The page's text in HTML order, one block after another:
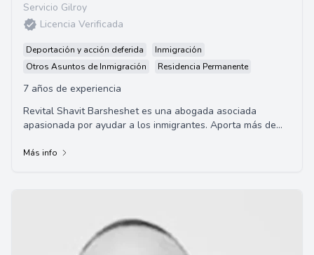
Servicio Gilroy
Licencia Verificada
Deportación y acción deferida
Inmigración
Otros Asuntos de Inmigración
Residencia Permanente
7 años de experiencia
Revital Shavit Barsheshet es una abogada asociada
apasionada por ayudar a los inmigrantes. Aporta más de
Más info